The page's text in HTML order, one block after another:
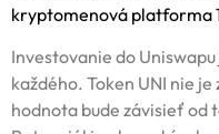
kryptomenová platforma
Investovanie do
každého. Token UNI nie
hodnota bude závisieť od